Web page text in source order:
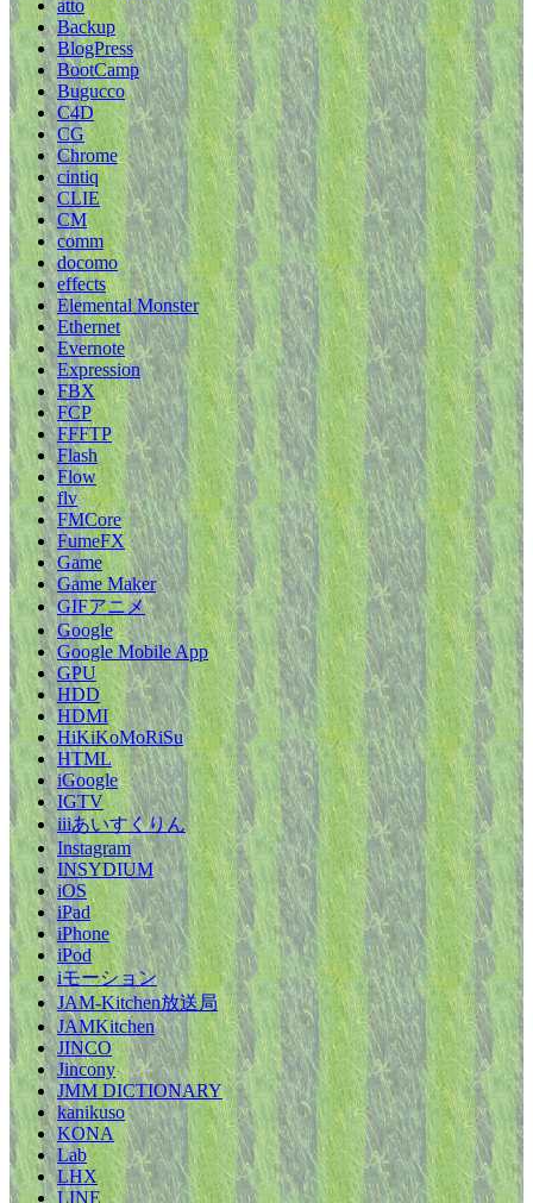
atto
Backup
BlogPress
BootCamp
Bugucco
C4D
CG
Chrome
cintiq
CLIE
CM
comm
docomo
effects
Elemental Monster
Ethernet
Evernote
Expression
FBX
FCP
FFFTP
Flash
Flow
flv
FMCore
FumeFX
Game
Game Maker
GIFアニメ
Google
Google Mobile App
GPU
HDD
HDMI
HiKiKoMoRiSu
HTML
iGoogle
IGTV
iiiあいすくりん
Instagram
INSYDIUM
iOS
iPad
iPhone
iPod
iモーション
JAM-Kitchen放送局
JAMKitchen
JINCO
Jincony
JMM DICTIONARY
kanikuso
KONA
Lab
LHX
LINE